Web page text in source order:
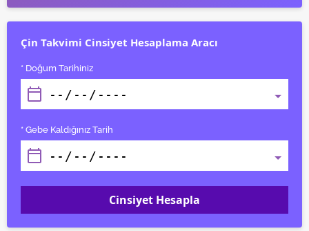
Çin Takvimi Cinsiyet Hesaplama Aracı
* Doğum Tarihiniz
* Gebe Kaldığınız Tarih
Cinsiyet Hesapla